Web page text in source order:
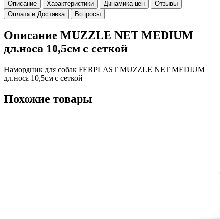
Описание Характеристики Динамика цен
Отзывы
Оплата и Доставка
Вопросы
Описание MUZZLE NET MEDIUM
дл.носа 10,5см с сеткой
Намордник для собак FERPLAST MUZZLE NET MEDIUM
дл.носа 10,5см с сеткой
Похожие товары